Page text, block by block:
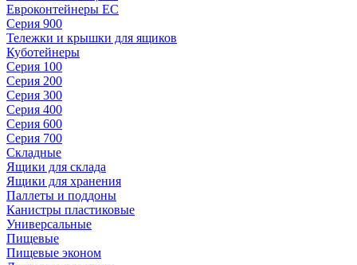
Евроконтейнеры ЕС
Серия 900
Тележки и крышки для ящиков
Куботейнеры
Серия 100
Серия 200
Серия 300
Серия 400
Серия 600
Серия 700
Складные
Ящики для склада
Ящики для хранения
Паллеты и поддоны
Канистры пластиковые
Универсальные
Пищевые
Пищевые эконом